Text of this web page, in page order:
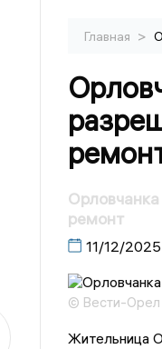
Главная >
ремонт
11/12/2025
© Вести-Орел
Жительница